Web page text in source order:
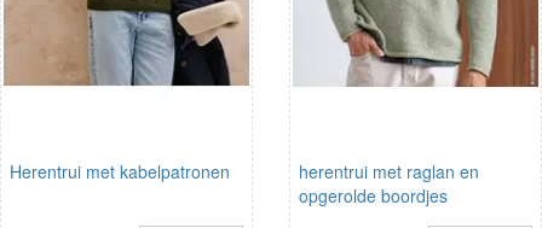
Herentrui met kabelpatronen
herentrui met raglan en
opgerolde boordjes